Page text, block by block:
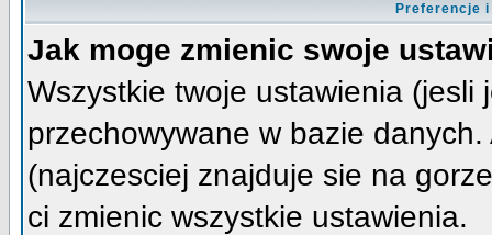
Preferencje
Jak moge zmienic swoje
Wszystkie twoje ustawienia (jesli
przechowywane w bazie
(najczesciej znajduje sie na
ci zmienic wszystkie ustawienia.